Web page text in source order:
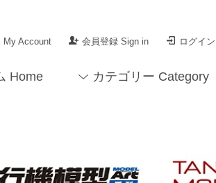
My Account 会員登録 Sign in ログイ
Home カテゴリー Category